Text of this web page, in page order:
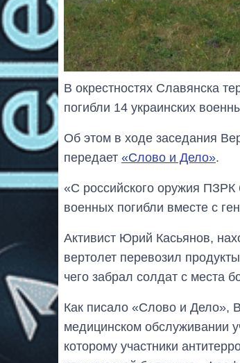
В окрестностях Славянска
погибли 14 украинских
Об этом в ходе заседания
передает «Слово и Дело».
«С российского оружия ПЗРК
военных погибли вместе с
Активист Юрий Касьянов,
вертолет перевозил
чего забрал солдат с места
Как писало «Слово и Дело»,
медицинском обслуживании
которому участники